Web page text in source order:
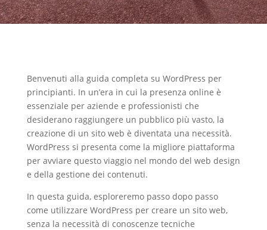
Benvenuti alla guida completa su WordPress per
principianti. In un’era in cui la presenza online è
essenziale per aziende e professionisti che
desiderano raggiungere un pubblico più vasto, la
creazione di un sito web è diventata una necessità.
WordPress si presenta come la migliore piattaforma
per avviare questo viaggio nel mondo del web design
e della gestione dei contenuti.
In questa guida, esploreremo passo dopo passo
come utilizzare WordPress per creare un sito web,
senza la necessità di conoscenze tecniche